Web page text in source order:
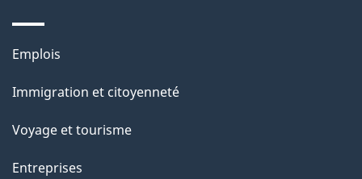
s
u
r
e
t
Thèmes
sujets
Emplois
Immigration et citoyenneté
Voyage et tourisme
Entreprises